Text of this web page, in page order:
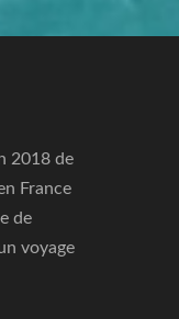
2018 de
France
de
voyage